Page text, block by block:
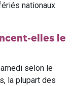
nationaux
elles le
selon le
la plupart des